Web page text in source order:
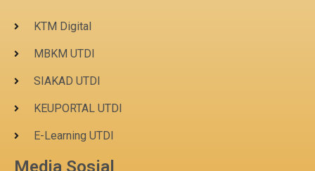
KTM Digital
MBKM UTDI
SIAKAD UTDI
KEUPORTAL UTDI
E-Learning UTDI
Media Sosial